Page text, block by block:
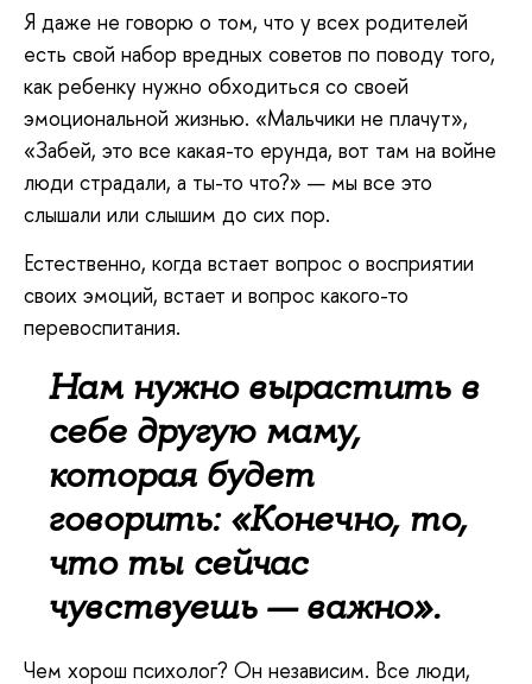
Я даже не говорю о том, что у всех родителей
есть свой набор вредных советов по поводу того,
как ребенку нужно обходиться со своей
эмоциональной жизнью. «Мальчики не плачут»,
«Забей, это все какая-то ерунда, вот там на войне
люди страдали, а ты-то что?» — мы все это
слышали или слышим до сих пор.
Естественно, когда встает вопрос о восприятии
своих эмоций, встает и вопрос какого-то
перевоспитания.
Нам нужно вырастить в
себе другую маму,
которая будет
говорить: «Конечно, то,
что ты сейчас
чувствуешь — важно».
Чем хорош психолог? Он независим. Все люди,